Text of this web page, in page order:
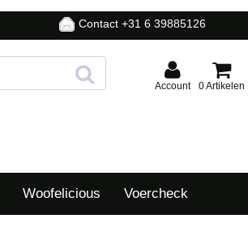
Contact +31 6 39885126
0 Artikelen
Account
Woofelicious Voercheck